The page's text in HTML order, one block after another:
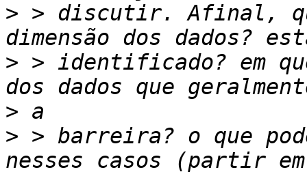
> > discutir. Afinal,
> > identificado? em
>
> > barreira? o que